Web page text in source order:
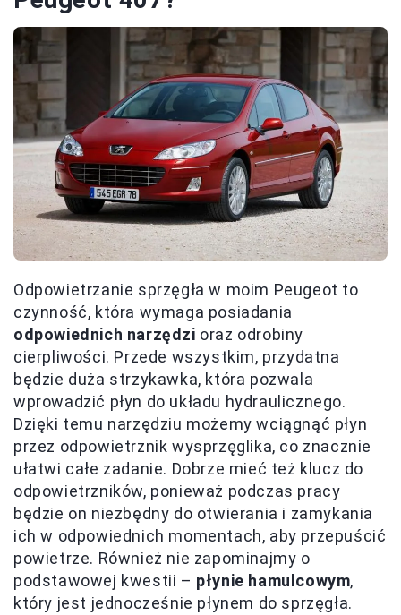
Odpowietrzanie sprzęgła w moim Peugeot to
czynność, która wymaga posiadania
odpowiednich narzędzi oraz odrobiny
cierpliwości. Przede wszystkim, przydatna
będzie duża strzykawka, która pozwala
wprowadzić płyn do układu hydraulicznego.
Dzięki temu narzędziu możemy wciągnąć płyn
przez odpowietrznik wysprzęglika, co znacznie
ułatwi całe zadanie. Dobrze mieć też klucz do
odpowietrzników, ponieważ podczas pracy
będzie on niezbędny do otwierania i zamykania
ich w odpowiednich momentach, aby przepuścić
powietrze. Również nie zapominajmy o
podstawowej kwestii – płynie hamulcowym,
który jest jednocześnie płynem do sprzęgła.